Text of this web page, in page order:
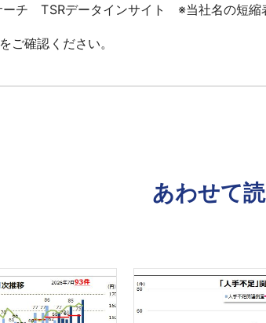
ーチ TSRデータインサイト ※当社名の短縮
をご確認ください。
あわせて